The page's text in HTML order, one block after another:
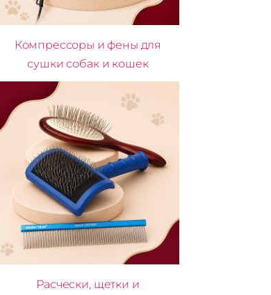
Компрессоры и фены для
сушки собак и кошек
Расчески, щетки и